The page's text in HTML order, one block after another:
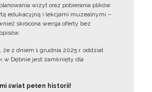
wizyt oraz pobierania plików
edukacyjną i lekcjami muzealnymi –
skrócona wersja oferty bez
że z dniem 1 grudnia 2025 r. oddział
w Dębnie jest zamknięty dla
świat pełen historii!